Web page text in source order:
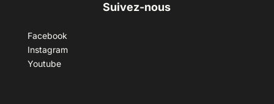
Suivez-nous
Facebook
Instagram
Youtube